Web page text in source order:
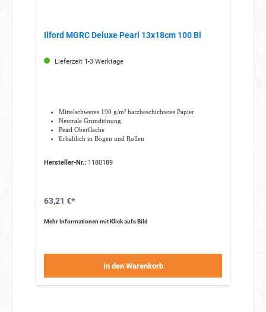
Ilford MGRC Deluxe Pearl 13x18cm 100 Bl
Lieferzeit 1-3 Werktage
Mittelschweres 190 g/m² harzbeschichtetes Papier
Neutrale Grundtönung
Pearl Oberfläche
Erhältlich in Bögen und Rollen
Hersteller-Nr.:1180189
63,21 €*
Mehr Informationen mit Klick aufs Bild
In den Warenkorb